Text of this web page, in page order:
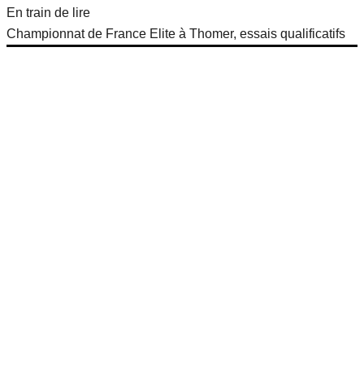
En train de lire
Championnat de France Elite à Thomer, essais qualificatifs